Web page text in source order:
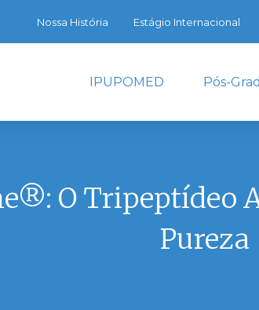
Nossa História Estágio Internacional
IPUPOMED Pós-
O Tripeptídeo
Pureza